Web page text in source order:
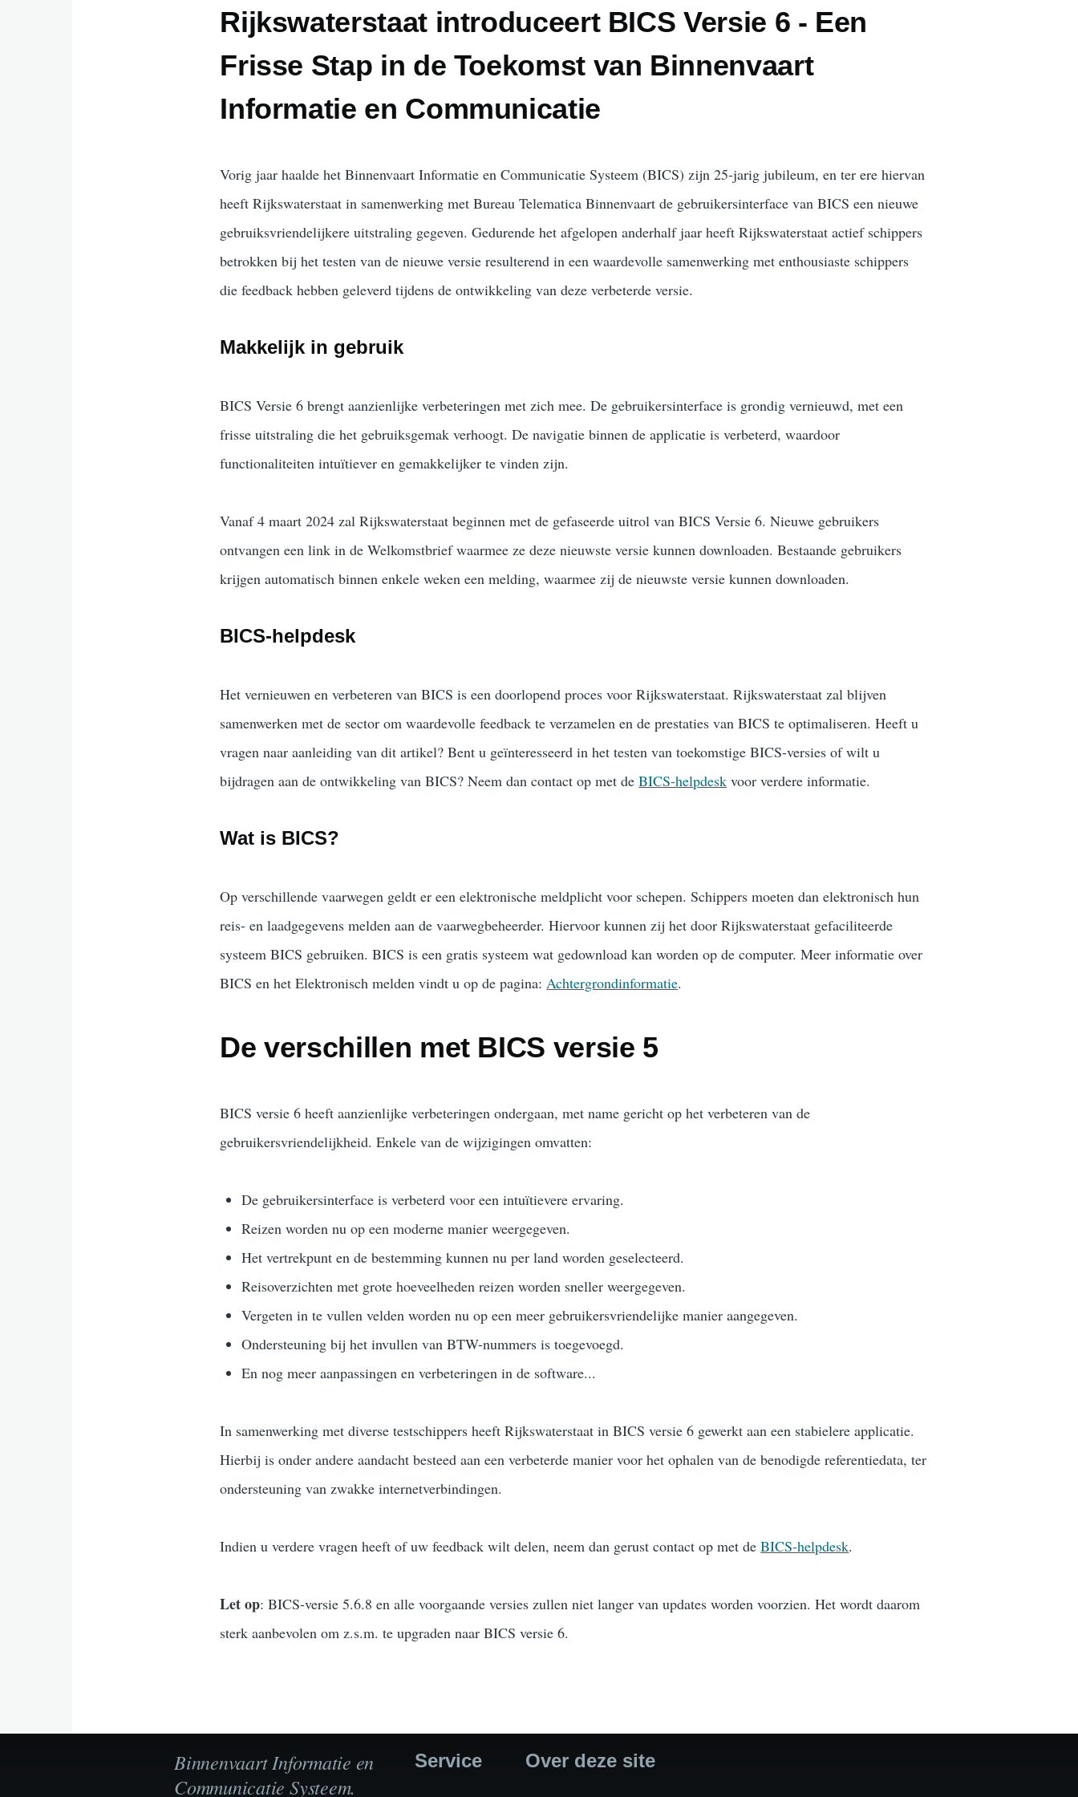
Rijkswaterstaat introduceert BICS Versie 6 - Een
Frisse Stap in de Toekomst van Binnenvaart
Informatie en Communicatie
Vorig jaar haalde het Binnenvaart Informatie en Communicatie Systeem (BICS) zijn 25-jarig jubileum, en ter ere hiervan
heeft Rijkswaterstaat in samenwerking met Bureau Telematica Binnenvaart de gebruikersinterface van BICS een nieuwe
gebruiksvriendelijkere uitstraling gegeven. Gedurende het afgelopen anderhalf jaar heeft Rijkswaterstaat actief schippers
betrokken bij het testen van de nieuwe versie resulterend in een waardevolle samenwerking met enthousiaste schippers
die feedback hebben geleverd tijdens de ontwikkeling van deze verbeterde versie.
Makkelijk in gebruik
BICS Versie 6 brengt aanzienlijke verbeteringen met zich mee. De gebruikersinterface is grondig vernieuwd, met een
frisse uitstraling die het gebruiksgemak verhoogt. De navigatie binnen de applicatie is verbeterd, waardoor
functionaliteiten intuïtiever en gemakkelijker te vinden zijn.
Vanaf 4 maart 2024 zal Rijkswaterstaat beginnen met de gefaseerde uitrol van BICS Versie 6. Nieuwe gebruikers
ontvangen een link in de Welkomstbrief waarmee ze deze nieuwste versie kunnen downloaden. Bestaande gebruikers
krijgen automatisch binnen enkele weken een melding, waarmee zij de nieuwste versie kunnen downloaden.
BICS-helpdesk
Het vernieuwen en verbeteren van BICS is een doorlopend proces voor Rijkswaterstaat. Rijkswaterstaat zal blijven
samenwerken met de sector om waardevolle feedback te verzamelen en de prestaties van BICS te optimaliseren. Heeft u
vragen naar aanleiding van dit artikel? Bent u geïnteresseerd in het testen van toekomstige BICS-versies of wilt u
bijdragen aan de ontwikkeling van BICS? Neem dan contact op met deBICS-helpdesk voor verdere informatie.
Wat is BICS?
Op verschillende vaarwegen geldt er een elektronische meldplicht voor schepen. Schippers moeten dan elektronisch hun
reis- en laadgegevens melden aan de vaarwegbeheerder. Hiervoor kunnen zij het door Rijkswaterstaat gefaciliteerde
systeem BICS gebruiken. BICS is een gratis systeem wat gedownload kan worden op de computer. Meer informatie over
BICS en het Elektronisch melden vindt u op de pagina:Achtergrondinformatie.
De verschillen met BICS versie 5
BICS versie 6 heeft aanzienlijke verbeteringen ondergaan, met name gericht op het verbeteren van de
gebruikersvriendelijkheid. Enkele van de wijzigingen omvatten:
De gebruikersinterface is verbeterd voor een intuïtievere ervaring.
Reizen worden nu op een moderne manier weergegeven.
Het vertrekpunt en de bestemming kunnen nu per land worden geselecteerd.
Reisoverzichten met grote hoeveelheden reizen worden sneller weergegeven.
Vergeten in te vullen velden worden nu op een meer gebruikersvriendelijke manier aangegeven.
Ondersteuning bij het invullen van BTW-nummers is toegevoegd.
En nog meer aanpassingen en verbeteringen in de software...
In samenwerking met diverse testschippers heeft Rijkswaterstaat in BICS versie 6 gewerkt aan een stabielere applicatie.
Hierbij is onder andere aandacht besteed aan een verbeterde manier voor het ophalen van de benodigde referentiedata, ter
ondersteuning van zwakke internetverbindingen.
Indien u verdere vragen heeft of uw feedback wilt delen, neem dan gerust contact op met deBICS-helpdesk.
Let op: BICS-versie 5.6.8 en alle voorgaande versies zullen niet langer van updates worden voorzien. Het wordt daarom
sterk aanbevolen om z.s.m. te upgraden naar BICS versie 6.
Binnenvaart Informatie en
Communicatie Systeem.
Service Over deze site